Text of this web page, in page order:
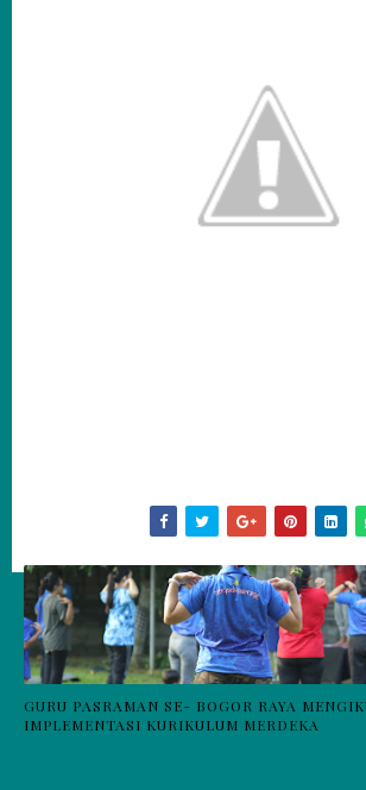
GURU PASRAMAN SE- BOGOR RAYA
IMPLEMENTASI KURIKULUM MERDEKA